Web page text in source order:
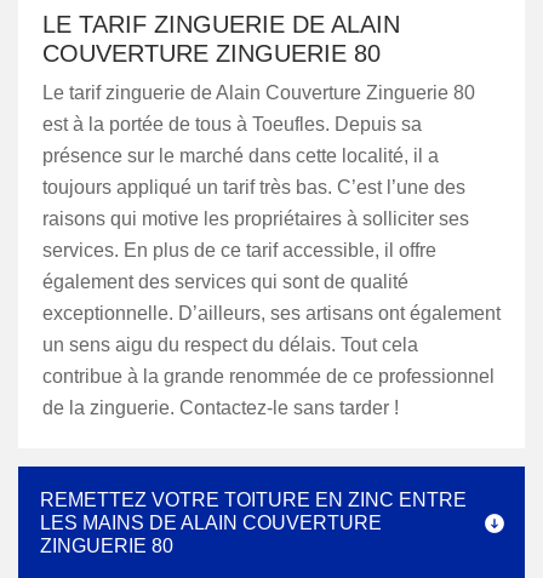
LE TARIF ZINGUERIE DE ALAIN
COUVERTURE ZINGUERIE 80
Le tarif zinguerie de Alain Couverture Zinguerie 80
est à la portée de tous à Toeufles. Depuis sa
présence sur le marché dans cette localité, il a
toujours appliqué un tarif très bas. C’est l’une des
raisons qui motive les propriétaires à solliciter ses
services. En plus de ce tarif accessible, il offre
également des services qui sont de qualité
exceptionnelle. D’ailleurs, ses artisans ont également
un sens aigu du respect du délais. Tout cela
contribue à la grande renommée de ce professionnel
de la zinguerie. Contactez-le sans tarder !
REMETTEZ VOTRE TOITURE EN ZINC ENTRE
LES MAINS DE ALAIN COUVERTURE
ZINGUERIE 80